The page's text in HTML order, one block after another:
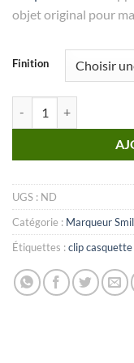
objet original pour
Finition
UGS : ND
Catégorie : Marqueur
Étiquettes :clip casquette